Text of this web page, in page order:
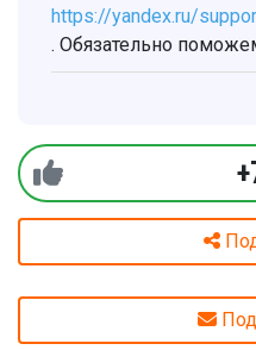
https://yandex.ru/
. Обязательно